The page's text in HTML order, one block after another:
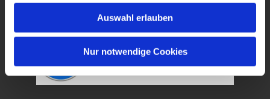
Auswahl erlauben
Nur notwendige Cookies